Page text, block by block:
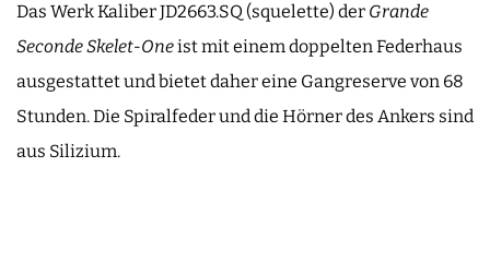
Das Werk Kaliber JD2663.SQ (squelette) der Grande
Seconde Skelet-Oneist mit einem doppelten Federhaus
ausgestattet und bietet daher eine Gangreserve von 68
Stunden. Die Spiralfeder und die Hörner des Ankers sind
aus Silizium.